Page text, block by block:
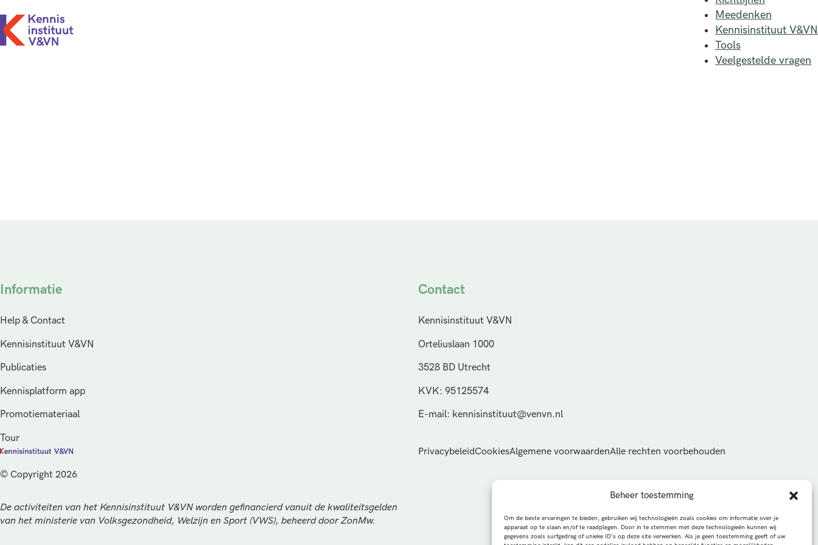
Beheer toestemming
Om de beste ervaringen te bieden, gebruiken wij technologieën zoals cookies om informatie over je
apparaat op te slaan en/of te raadplegen. Door in te stemmen met deze technologieën kunnen wij
gegevens zoals surfgedrag of unieke ID's op deze site verwerken. Als je geen toestemming geeft of uw
Meedenken
Kennisinstituut V&VN
Tools
Veelgestelde vragen
Informatie
Help & Contact
Kennisinstituut V&VN
Publicaties
Kennisplatform app
Promotiemateriaal
Tour
Contact
Kennisinstituut V&VN
Orteliuslaan 1000
3528 BD Utrecht
KVK: 95125574
E-mail: kennisinstituut@venvn.nl
© Copyright 2026
De activiteiten van het Kennisinstituut V&VN worden gefinancierd vanuit de kwaliteitsgelden
van het ministerie van Volksgezondheid, Welzijn en Sport (VWS), beheerd door ZonMw.
PrivacybeleidCookiesAlgemene voorwaardenAlle rechten voorbehouden